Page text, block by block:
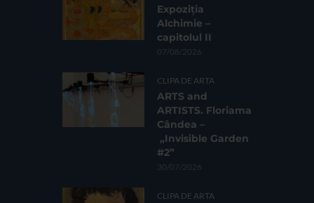
Expoziția
Alchimie –
capitolul II
07/08/2026
CLIPA DE ARTA
ARTS and
ARTISTS. Floriama
Cândea –
„Invisible Garden
#2”
30/07/2026
CLIPA DE ARTA